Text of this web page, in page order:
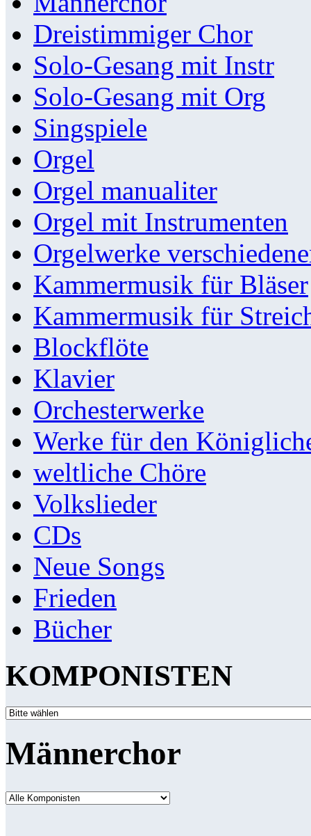
Dreistimmiger Chor
Solo-Gesang mit Instr
Solo-Gesang mit Org
Singspiele
Orgel
Orgel manualiter
Orgel mit Instrumenten
Orgelwerke
Kammermusik für Bläser
Kammermusik für
Blockflöte
Klavier
Orchesterwerke
Werke für den
weltliche Chöre
Volkslieder
CDs
Neue Songs
Frieden
Bücher
KOMPONISTEN
Männerchor